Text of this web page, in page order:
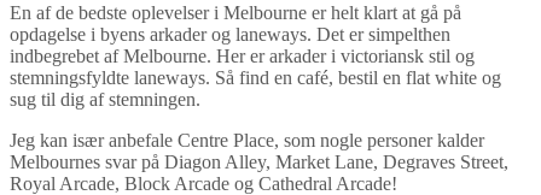
En af de bedste oplevelser i Melbourne er helt klart at gå på
opdagelse i byens arkader og laneways. Det er simpelthen
indbegrebet af Melbourne. Her er arkader i victoriansk stil og
stemningsfyldte laneways. Så find en café, bestil en flat white og
sug til dig af stemningen.
Jeg kan især anbefale Centre Place, som nogle personer kalder
Melbournes svar på Diagon Alley, Market Lane, Degraves Street,
Royal Arcade, Block Arcade og Cathedral Arcade!